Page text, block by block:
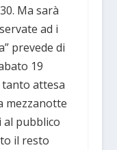
Ma sarà
ad i
prevede di
19
attesa
mezzanotte
pubblico
il resto